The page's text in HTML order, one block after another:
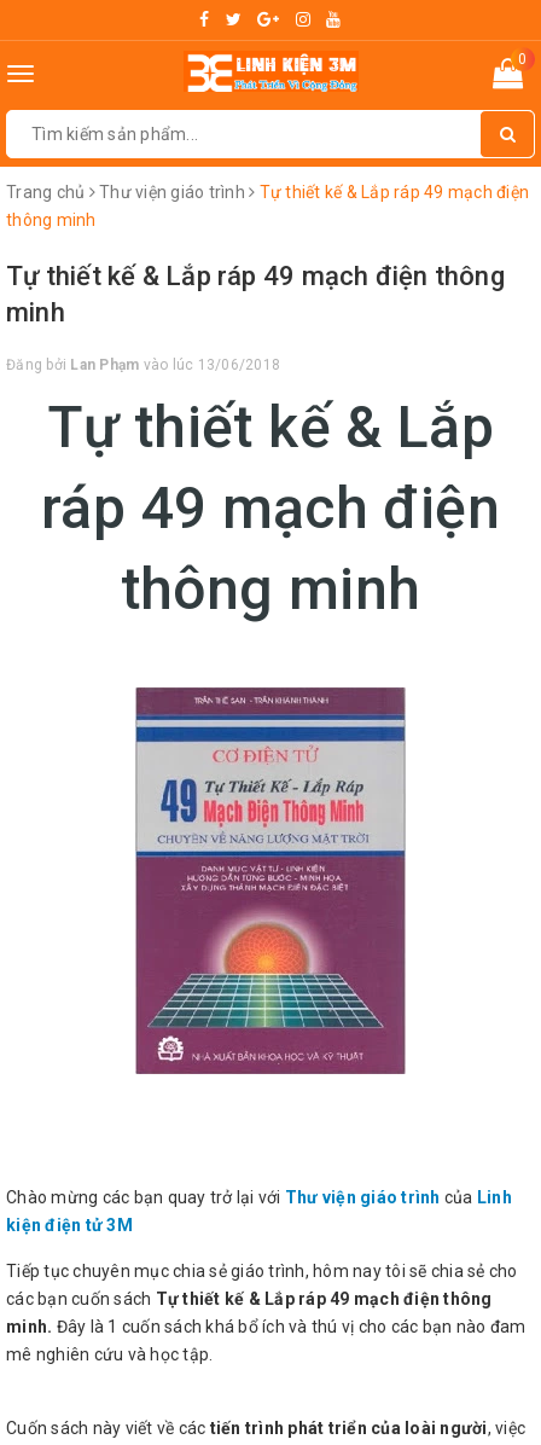
Toggle
0
Trang chủ Thư viện giáo trình
Tự thiết kế & Lắp ráp 49 mạch điện
thông minh
Tự thiết kế & Lắp ráp 49 mạch điện thông
minh
Đăng bởi Lan Phạm vào lúc 13/06/2018
Tự thiết kế & Lắp
ráp 49 mạch điện
thông minh
Chào mừng các bạn quay trở lại với Thư viện giáo trình của Linh
kiện điện tử 3M
Tiếp tục chuyên mục chia sẻ giáo trình, hôm nay tôi sẽ chia sẻ cho
các bạn cuốn sách Tự thiết kế & Lắp ráp 49 mạch điện thông
minh. Đây là 1 cuốn sách khá bổ ích và thú vị cho các bạn nào đam
mê nghiên cứu và học tập.
Cuốn sách này viết về các tiến trình phát triển của loài người, việc